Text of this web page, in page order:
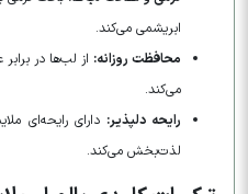
ابریشمی می‌کند.
محافظت روزانه: از لب‌ها در
می‌کند.
رایحه دلپذیر: دارای رایحه‌ای
لذت‌بخش می‌کند.